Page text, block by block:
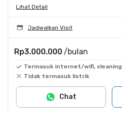
Lihat Detail
Jadwalkan Visit
Rp3.000.000 /bulan
Termasuk internet/wifi, cleaning
Tidak termasuk listrik
Chat